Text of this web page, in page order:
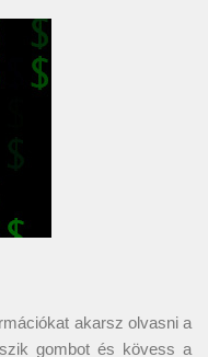
akarsz olvasni a
gombot és kövess a